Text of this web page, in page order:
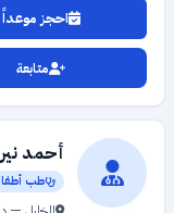
احجز موعداً
متابعة
أحمد
طب